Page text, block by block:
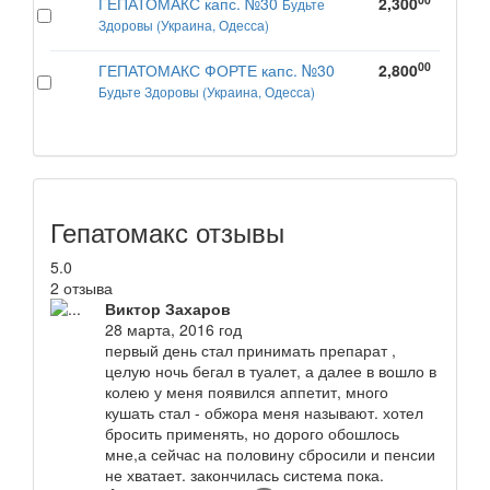
Будьте
Здоровы (Украина, Одесса)
ГЕПАТОМАКС ФОРТЕ капс. №30
Будьте Здоровы (Украина, Одесса)
2,80000
Гепатомакс отзывы
5.0
2 отзыва
Виктор Захаров
28 марта, 2016 год
первый день стал принимать препарат ,
целую ночь бегал в туалет, а далее в вошло в
колею у меня появился аппетит, много
кушать стал - обжора меня называют. хотел
бросить применять, но дорого обошлось
мне,а сейчас на половину сбросили и пенсии
не хватает. закончилась система пока.